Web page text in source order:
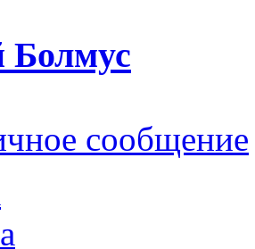
Болмус
сообщение